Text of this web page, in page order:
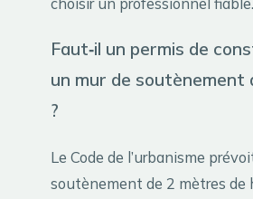
Faut‑il un permis de
un mur de soutènement
?
Le Code de l’urbanisme
soutènement de 2 mètres de